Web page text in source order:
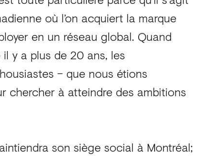
où l’on acquiert la marque
en un réseau global. Quand
y a plus de 20 ans, les
– que nous étions
chercher à atteindre des ambitions
son siège social à Montréal;